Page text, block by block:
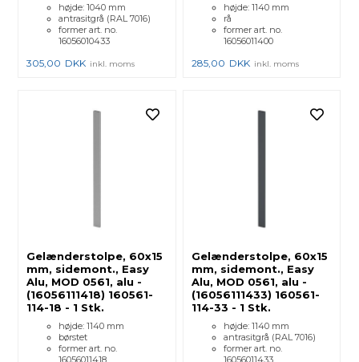
højde: 1040 mm
antrasitgrå (RAL 7016)
former art. no.
16056010433
305,00 DKK inkl. moms
højde: 1140 mm
rå
former art. no.
16056011400
285,00 DKK inkl. moms
Gelænderstolpe, 60x15
mm, sidemont., Easy
Alu, MOD 0561, alu -
(16056111418) 160561-
114-18 - 1 Stk.
højde: 1140 mm
børstet
former art. no.
Gelænderstolpe, 60x15
mm, sidemont., Easy
Alu, MOD 0561, alu -
(16056111433) 160561-
114-33 - 1 Stk.
højde: 1140 mm
antrasitgrå (RAL 7016)
former art. no.